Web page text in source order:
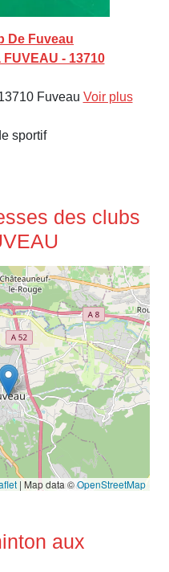
De Fuveau
- 13710
Fuveau Voir plus
sportif
des clubs
| Map data ©OpenStreetMap
aux